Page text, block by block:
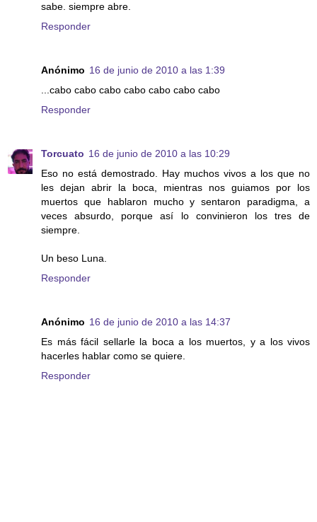
sabe. siempre abre.
Responder
Anónimo 16 de junio de 2010 a las 1:39
...cabo cabo cabo cabo cabo cabo cabo
Responder
Torcuato 16 de junio de 2010 a las 10:29
Eso no está demostrado. Hay muchos vivos a los que no
les dejan abrir la boca, mientras nos guiamos por los
muertos que hablaron mucho y sentaron paradigma, a
veces absurdo, porque así lo convinieron los tres de
siempre.
Un beso Luna.
Responder
Anónimo 16 de junio de 2010 a las 14:37
Es más fácil sellarle la boca a los muertos, y a los vivos
hacerles hablar como se quiere.
Responder